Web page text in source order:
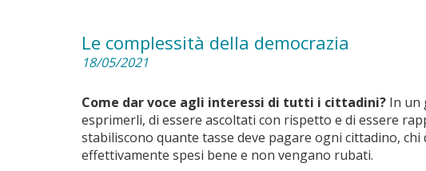
Le complessità della democrazia
18/05/2021
Come dar voce agli interessi di tutti i cittadini? In un
esprimerli, di essere ascoltati con rispetto e di essere
stabiliscono quante tasse deve pagare ogni cittadino,
effettivamente spesi bene e non vengano rubati.